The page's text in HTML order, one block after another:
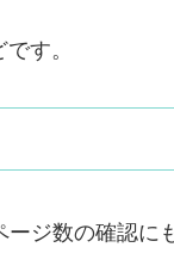
す。
ジ数の確認に